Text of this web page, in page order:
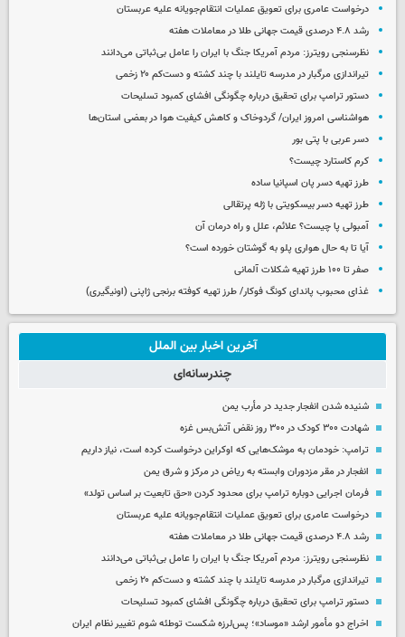
درخواست عامری برای تعویق عملیات انتقام‌جویانه علیه عربستان
رشد ۴.۸ درصدی قیمت جهانی طلا در معاملات هفته
نظرسنجی رویترز: مردم آمریکا جنگ با ایران را عامل بی‌ثباتی می‌دانند
تیراندازی مرگبار در مدرسه‌ تایلند با چند کشته و دست‌کم ۲۰ زخمی
دستور ترامپ برای تحقیق درباره چگونگی افشای کمبود تسلیحات
هواشناسی امروز ایران/ گردوخاک و کاهش کیفیت هوا در بعضی استان‌ها
دسر عربی با پتی بور
کرم کاستارد چیست؟
طرز تهیه دسر پان اسپانیا ساده
طرز تهیه دسر بیسکویتی با ژله پرتقالی
آمبولی پا چیست؟ علائم، علل و راه درمان آن
آیا تا به حال هواری پلو به گوشتان خورده است؟
صفر تا ۱۰۰ طرز تهیه شکلات آلمانی
غذای محبوب پاندای کونگ فوکار/ طرز تهیه کوفته برنجی ژاپنی (اونیگیری)
آخرین اخبار بین الملل
چندرسانه‌ای
شنیده شدن انفجار جدید در مأرب یمن
شهادت ۳۰۰ کودک در ۳۰۰ روز نقض آتش‌بس غزه
ترامپ: خودمان به موشک‌هایی که اوکراین درخواست کرده است، نیاز داریم
انفجار در مقر مزدوران وابسته به ریاض در مرکز و شرق یمن
فرمان اجرایی دوباره ترامپ برای محدود کردن «حق تابعیت بر اساس تولد»
درخواست عامری برای تعویق عملیات انتقام‌جویانه علیه عربستان
رشد ۴.۸ درصدی قیمت جهانی طلا در معاملات هفته
نظرسنجی رویترز: مردم آمریکا جنگ با ایران را عامل بی‌ثباتی می‌دانند
تیراندازی مرگبار در مدرسه‌ تایلند با چند کشته و دست‌کم ۲۰ زخمی
دستور ترامپ برای تحقیق درباره چگونگی افشای کمبود تسلیحات
اخراج دو مأمور ارشد «موساد»؛ پس‌لرزه شکست توطئه شوم تغییر نظام ایران